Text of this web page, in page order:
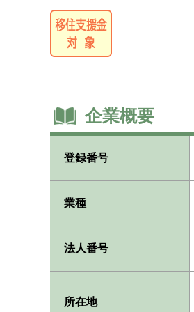
企業概要
登録番号
業種
法人番号
所在地